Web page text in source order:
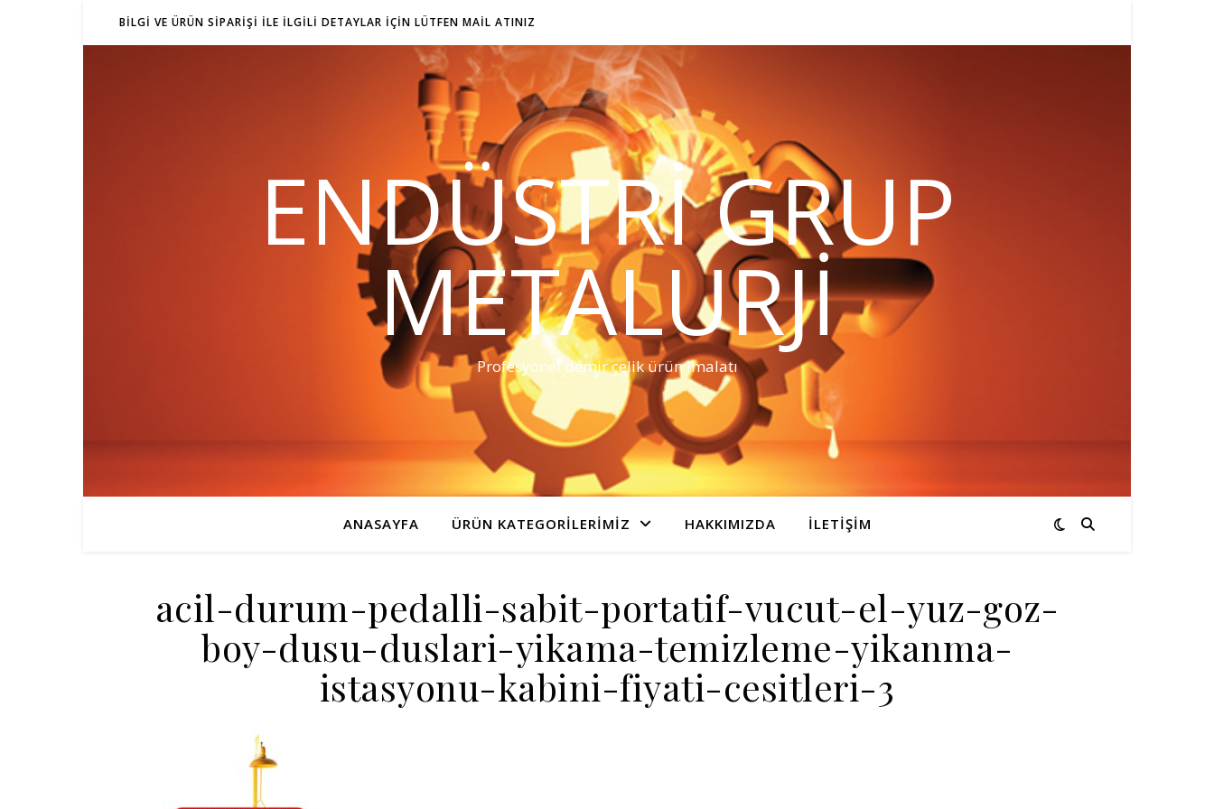
BILGI VE ÜRÜN SIPARIŞI ILE ILGILI DETAYLAR IÇIN LÜTFEN MAIL ATINIZ
ENDÜSTRI GRUP
METALURJI
Profesyonel demir çelik ürün imalatı
ANASAYFA ÜRÜN KATEGORILERIMIZ HAKKIMIZDA İLETIŞIM
acil-durum-pedalli-sabit-portatif-vucut-el-yuz-goz-
boy-dusu-duslari-yikama-temizleme-yikanma-
istasyonu-kabini-fiyati-cesitleri-3